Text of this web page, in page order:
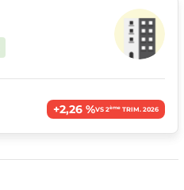
+2,26 %VS 2èmeTRIM. 2026